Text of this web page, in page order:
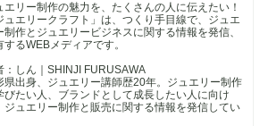
エリー制作の魅力を、たくさんの人に伝えたい！
ュエリークラフト」は、つくり手目線で、ジュエ
制作とジュエリービジネスに関する情報を発信、
するWEBメディアです。
：しん｜SHINJI FURUSAWA
県出身、ジュエリー講師歴20年。ジュエリー制作
びたい人、ブランドとして成長したい人に向け
ジュエリー制作と販売に関する情報を発信してい